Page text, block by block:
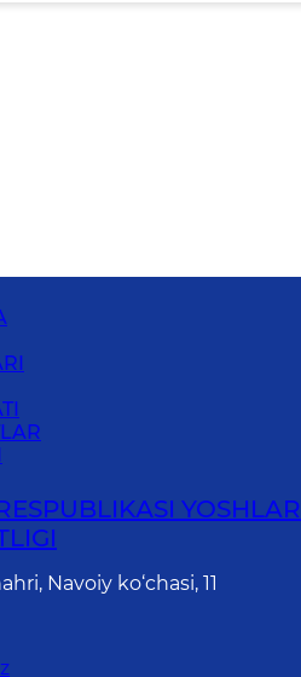
YOSHLAR
Navoiy ko‘chasi, 11